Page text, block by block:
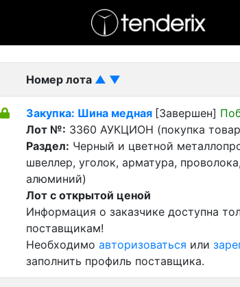
- Завершенный лот
Номер лота ▲ ▼
Закупка: Шина медная [Завершен]
Лот №: 3360 АУКЦИОН (покупка
Раздел: Черный и цветной
швеллер, уголок, арматура,
алюминий)
Лот с открытой ценой
Информация о заказчике доступна
поставщикам!
Необходимо авторизоваться или
заполнить профиль поставщика.